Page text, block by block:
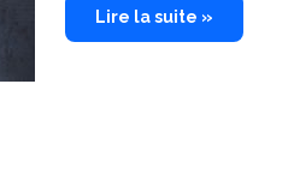
Lire la suite »